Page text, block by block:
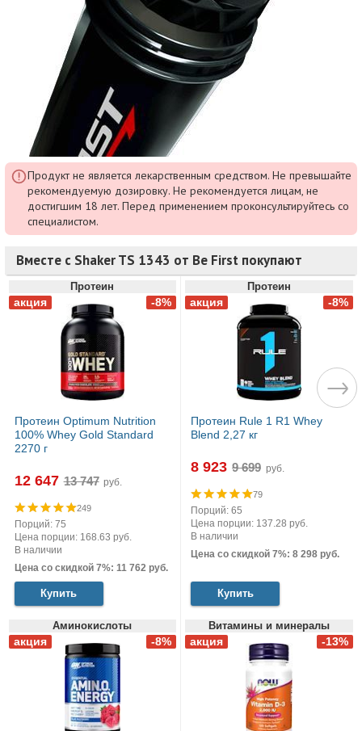
Продукт не является лекарственным средством. Не превышайте
рекомендуемую дозировку. Не рекомендуется лицам, не
достигшим 18 лет. Перед применением проконсультируйтесь со
специалистом.
Вместе с Shaker TS 1343 от Be First покупают
Протеин
Протеин Optimum Nutrition
100% Whey Gold Standard
2270 г
12 647 руб.
249
Порций: 75
Цена порции: 168.63 руб.
В наличии
Цена со скидкой 7%: 11 762 руб.
Купить
Протеин
Протеин Rule 1 R1 Whey
Blend 2,27 кг
8 923 руб.
79
Порций: 65
Цена порции: 137.28 руб.
В наличии
Цена со скидкой 7%: 8 298 руб.
Купить
Аминокислоты Витамины и минералы